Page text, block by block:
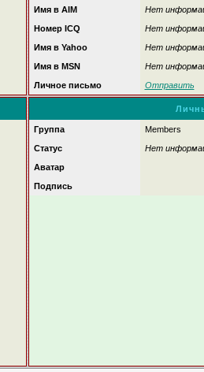
Имя в AIM
Нет
Номер ICQ
Нет
Имя в Yahoo
Нет
Имя в MSN
Нет
Личное письмо
Отправить
Группа
Members
Статус
Нет
Аватар
Подпись